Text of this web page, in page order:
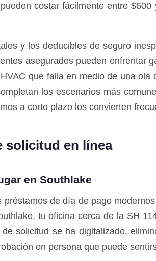
costar fácilmente entre
y los deducibles de seguro
asegurados pueden enfrentar
que falla en medio de una
los escenarios más
a corto plazo los convierten
solicitud en línea
en Southlake
préstamos de día de pago
tu oficina cerca de la SH
solicitud se ha digitalizado,
en persona que puede